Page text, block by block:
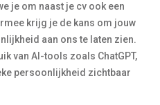
je om naast je cv ook een
krijg je de kans om jouw
aan ons te laten zien.
van AI-tools zoals ChatGPT,
persoonlijkheid zichtbaar